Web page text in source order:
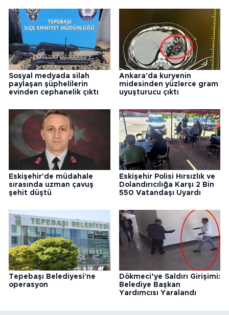
Sosyal medyada silah
paylaşan şüphelilerin
evinden cephanelik çıktı
Ankara'da kuryenin
midesinden yüzlerce gram
uyuşturucu çıktı
Eskişehir'de müdahale
sırasında uzman çavuş
şehit düştü
Eskişehir Polisi Hırsızlık ve
Dolandırıcılığa Karşı 2 Bin
550 Vatandaşı Uyardı
Tepebaşı Belediyesi'ne
operasyon
Dökmeci’ye Saldırı Girişimi:
Belediye Başkan
Yardımcısı Yaralandı